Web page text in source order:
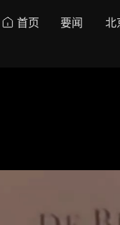
首页 要闻 北